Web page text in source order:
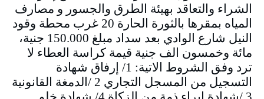
الشراء والتعاقد بهيئة الطرق والجسور و مصارف
المياه بمقرها بالثورة الحارة 20 غرب محطة وقود
النيل شارع الوادي بعد سداد مبلغ 150.000 جنية،
مائة وخمسون الف جنية قيمة كراسة العطاء لا
ترد وفق الشروط الاتية: 1/ إرفاق شهادة
التسجيل من المسجل التجاري 2 /الدمغة القانونية